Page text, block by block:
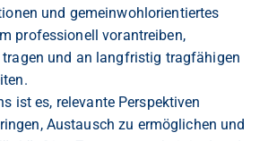
und gemeinwohlorientiertes
professionell vorantreiben,
und an langfristig tragfähigen
ist es, relevante Perspektiven
Austausch zu ermöglichen und